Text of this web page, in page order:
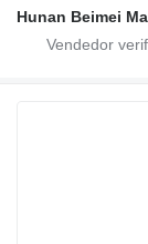
Hunan Beimei